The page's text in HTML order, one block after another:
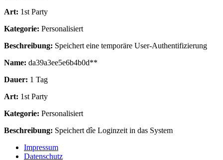
Art: 1st Party
Kategorie: Personalisiert
Beschreibung: Speichert eine temporäre User-Authentifizierung
Name: da39a3ee5e6b4b0d**
Dauer: 1 Tag
Art: 1st Party
Kategorie: Personalisiert
Beschreibung: Speichert dîe Loginzeit in das System
Impressum
Datenschutz